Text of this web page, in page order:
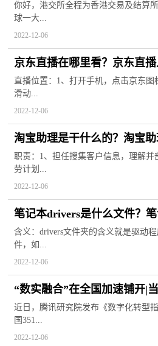
你好，港交所全程为香港交易及结算
球一大...
2022-12-06
京东直播在哪里看？京东直播
直播位置：1、打开手机，点击京东
滑动...
2022-12-06
淘宝助理是干什么的？淘宝助
职责：1、担任搜集客户信息，理解
劳计划...
2022-12-06
笔记本drivers是什么文件？
吗?
含义：drivers文件夹的含义就是驱动
件，如...
2022-12-06
“数实融合”在全国加速铺开|
近日，腾讯研究院发布《数字化转型
国351...
2022-12-06